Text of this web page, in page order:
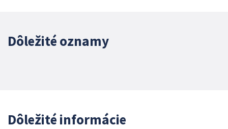
Dôležité oznamy
Dôležité informácie